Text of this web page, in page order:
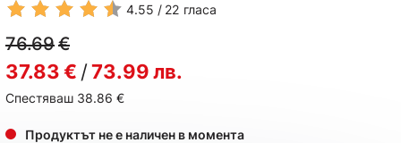
4.55 22 гласа
76.69€
37.83€ /73.99лв.
Спестяваш 38.86 €
Продуктът не е наличен в момента